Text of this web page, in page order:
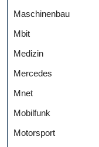
Maschinenbau
Mbit
Medizin
Mercedes
Mnet
Mobilfunk
Motorsport